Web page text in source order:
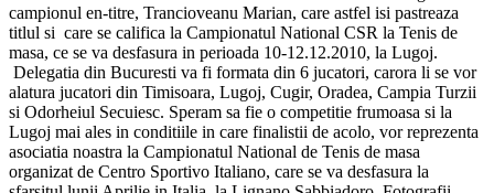
campionul en-titre, Trancioveanu Marian, care astfel isi pastreaza
titlul si care se califica la Campionatul National CSR la Tenis de
masa, ce se va desfasura in perioada 10-12.12.2010, la Lugoj.
Delegatia din Bucuresti va fi formata din 6 jucatori, carora li se vor
alatura jucatori din Timisoara, Lugoj, Cugir, Oradea, Campia Turzii
si Odorheiul Secuiesc. Speram sa fie o competitie frumoasa si la
Lugoj mai ales in conditiile in care finalistii de acolo, vor reprezenta
asociatia noastra la Campionatul National de Tenis de masa
organizat de Centro Sportivo Italiano, care se va desfasura la